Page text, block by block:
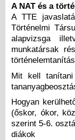
A NAT és a
A TTE
Történelmi
alapvizsga
munkatársak
Mit kell
Hogyan
(őskor, ókor,
szerint 5-6.
diákok